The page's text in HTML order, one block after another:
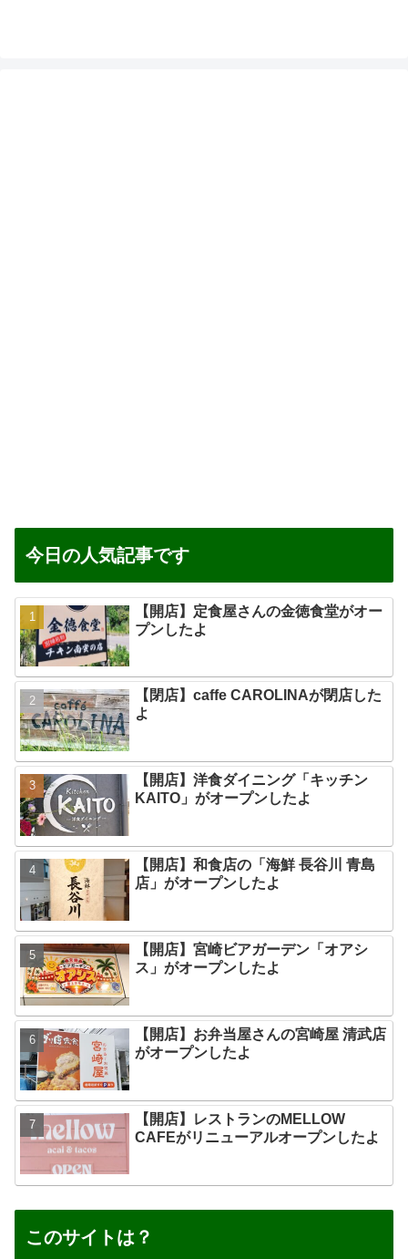
今日の人気記事です
【開店】定食屋さんの金徳食堂がオー
プンしたよ
【閉店】caffe CAROLINAが閉店した
よ
【開店】洋食ダイニング「キッチン
KAITO」がオープンしたよ
【開店】和食店の「海鮮 長谷川 青島
店」がオープンしたよ
【開店】宮崎ビアガーデン「オアシ
ス」がオープンしたよ
【開店】お弁当屋さんの宮崎屋 清武店
がオープンしたよ
【開店】レストランのMELLOW
CAFEがリニューアルオープンしたよ
このサイトは？